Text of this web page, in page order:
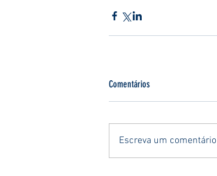
Comentários
Escreva um comentário